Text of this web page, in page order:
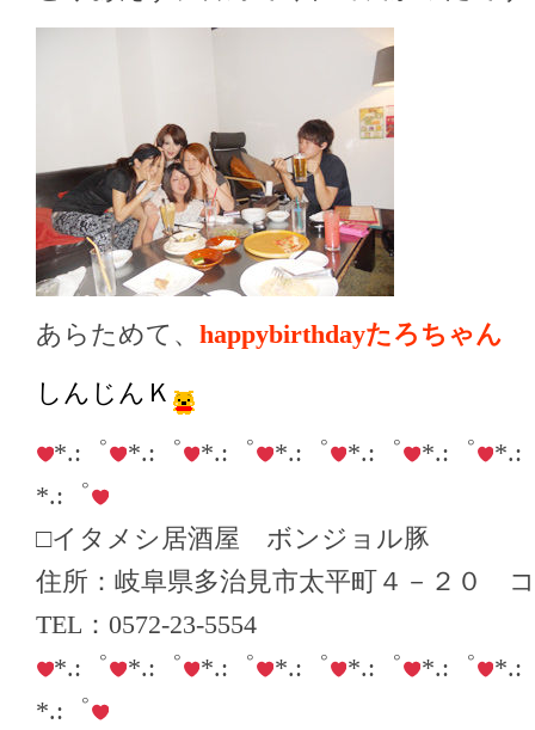
あらためて、 happybirthdayたろちゃん
しんじんＫ
*.:゜ *.:゜ *.:゜ *.:゜ *.:゜ *.:゜
*.:
*.:゜
□イタメシ居酒屋 ボンジョル豚
住所：岐阜県多治見市太平町４－２０
TEL：0572-23-5554
*.:゜
*.:゜ *.:゜ *.:゜ *.:゜ *.:゜
*.:
*.:゜